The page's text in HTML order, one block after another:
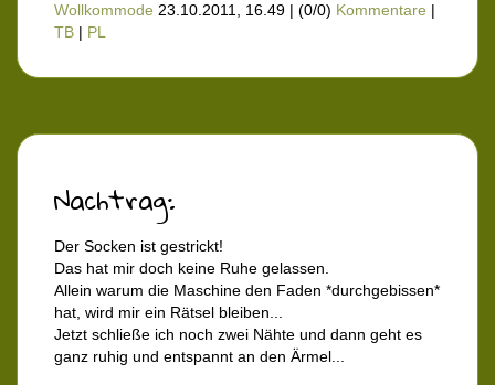
Wollkommode 23.10.2011, 16.49 | (0/0) Kommentare |
TB | PL
Nachtrag:
Der Socken ist gestrickt!
Das hat mir doch keine Ruhe gelassen.
Allein warum die Maschine den Faden *durchgebissen*
hat, wird mir ein Rätsel bleiben...
Jetzt schließe ich noch zwei Nähte und dann geht es
ganz ruhig und entspannt an den Ärmel...